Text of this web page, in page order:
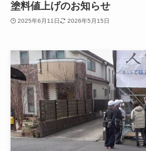
塗料値上げのお知らせ
2025年6月11日 2026年5月15日